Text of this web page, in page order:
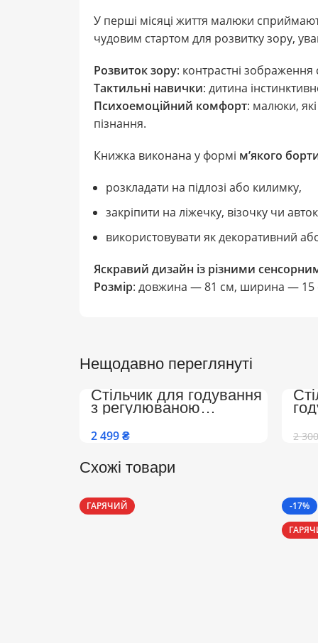
У перші місяці життя малюки
чудовим стартом для розвитку зору,
Розвиток зору: контрастні
Тактильні навички: дитина
Психоемоційний комфорт: малюки,
пізнання.
Книжка виконана у формі м’якого
розкладати на підлозі або килимку,
закріпити на ліжечку, візочку чи
використовувати як декоративний
Яскравий дизайн із різними
Розмір: довжина — 81 см, ширина — 15
Нещодавно переглянуті
Стільчик для годування
з регулюваною
спинкою, підніжкою на
колесах Преміум
(Бежево-Білий)
₴ та
2
Схожі товари
ГАРЯЧИЙ
-17%